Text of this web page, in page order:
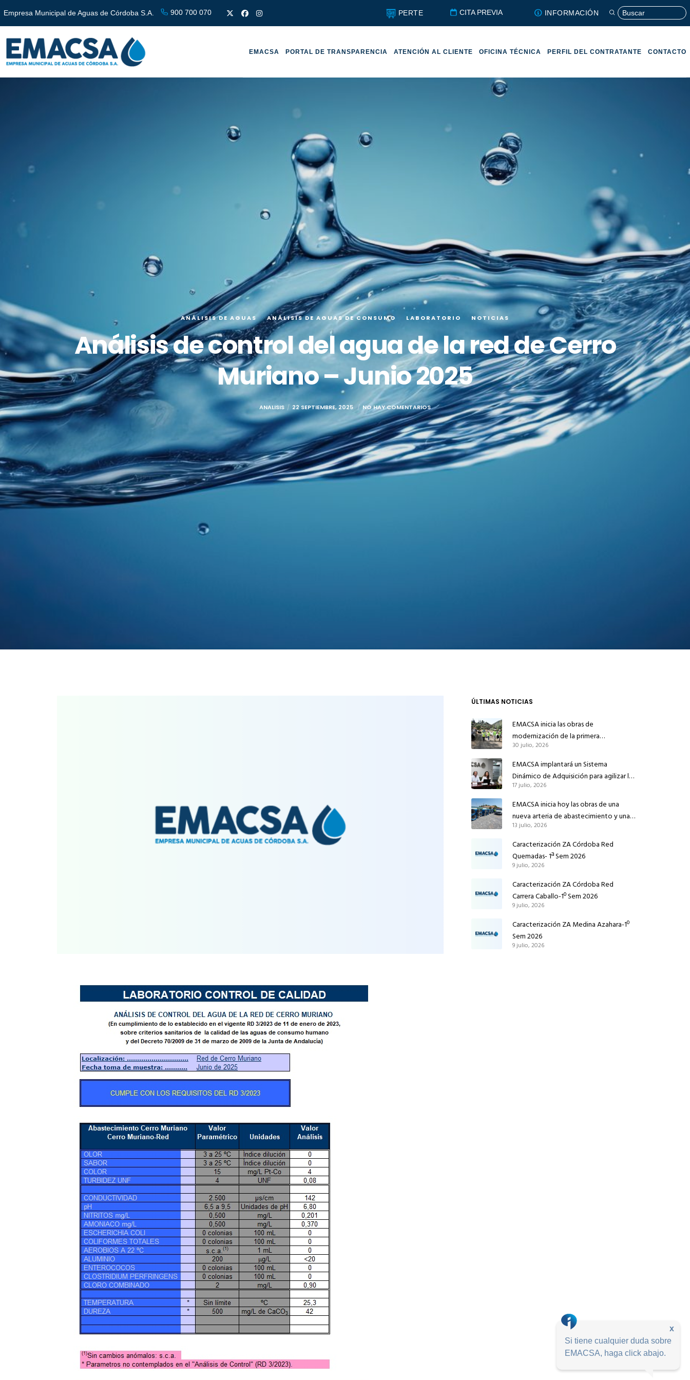
Empresa Municipal de Aguas de Córdoba S.A. 900 700 070 PERTE CITA PREVIA INFORMACIÓN
EMACSA PORTAL DE TRANSPARENCIA ATENCIÓN AL CLIENTE OFICINA TÉCNICA PERFIL DEL CONTRATANTE CONTACTO
ANÁLISIS DE AGUAS ANÁLISIS DE AGUAS DE CONSUMO LABORATORIO NOTICIAS
Análisis de control del agua de la red de Cerro
Muriano – Junio 2025
ANALISIS 22 SEPTIEMBRE, 2025 NO HAY COMENTARIOS
ÚLTIMAS NOTICIAS
EMACSA inicia las obras de
modernización de la primera
conducción de abastecimiento para
reforzar el suministro de agua de
Córdoba
30 julio, 2026
EMACSA implantará un Sistema
Dinámico de Adquisición para agilizar la
contratación de obras en sus redes e
instalaciones
17 julio, 2026
EMACSA inicia hoy las obras de una
nueva arteria de abastecimiento y una
red de agua no potable en Ingeniero
Ruiz de Azúa
13 julio, 2026
Caracterización ZA Córdoba Red
Quemadas- 1ª Sem 2026
9 julio, 2026
Caracterización ZA Córdoba Red
Carrera Caballo-1º Sem 2026
9 julio, 2026
Caracterización ZA Medina Azahara-1º
Sem 2026
9 julio, 2026
x
Si tiene cualquier duda sobre
EMACSA, haga click abajo.